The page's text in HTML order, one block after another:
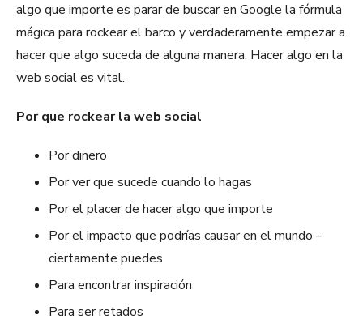
algo que importe es parar de buscar en Google la fórmula
mágica para rockear el barco y verdaderamente empezar a
hacer que algo suceda de alguna manera. Hacer algo en la
web social es vital.
Por que rockear la web social
Por dinero
Por ver que sucede cuando lo hagas
Por el placer de hacer algo que importe
Por el impacto que podrías causar en el mundo –
ciertamente puedes
Para encontrar inspiración
Para ser retados